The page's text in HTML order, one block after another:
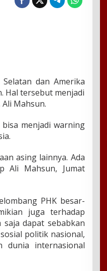
dan Amerika
Hal tersebut menjadi
Mahsun.
menjadi warning
asing lainnya. Ada
Ali Mahsun, Jumat
PHK besar-
juga terhadap
saja dapat sebabkan
politik nasional,
dunia internasional